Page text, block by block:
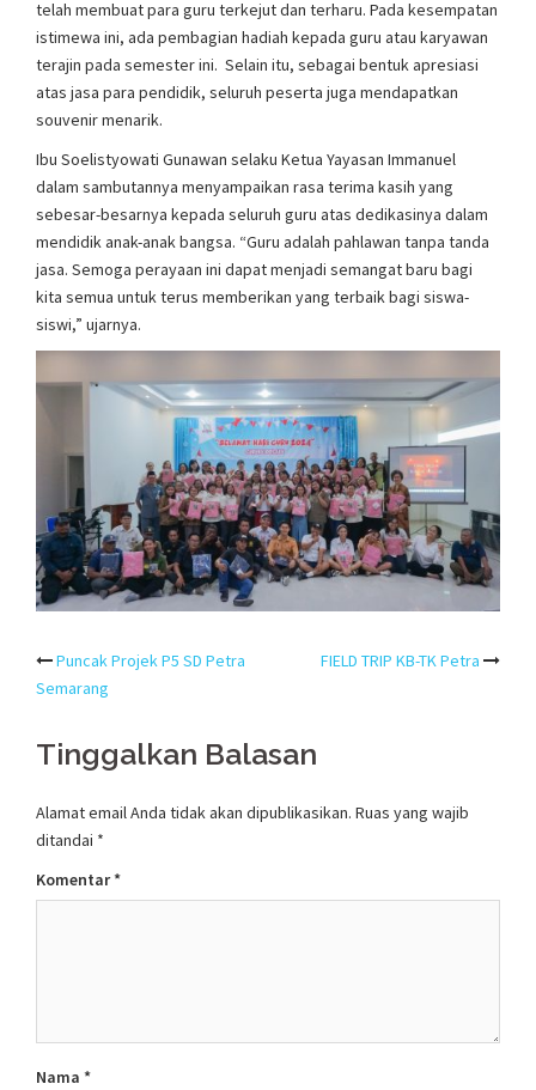
telah membuat para guru terkejut dan terharu. Pada kesempatan
istimewa ini, ada pembagian hadiah kepada guru atau karyawan
terajin pada semester ini. Selain itu, sebagai bentuk apresiasi
atas jasa para pendidik, seluruh peserta juga mendapatkan
souvenir menarik.
Ibu Soelistyowati Gunawan selaku Ketua Yayasan Immanuel
dalam sambutannya menyampaikan rasa terima kasih yang
sebesar-besarnya kepada seluruh guru atas dedikasinya dalam
mendidik anak-anak bangsa. “Guru adalah pahlawan tanpa tanda
jasa. Semoga perayaan ini dapat menjadi semangat baru bagi
kita semua untuk terus memberikan yang terbaik bagi siswa-
siswi,” ujarnya.
Post
navigation
Puncak Projek P5 SD Petra
Semarang
FIELD TRIP KB-TK Petra
Tinggalkan Balasan
Alamat email Anda tidak akan dipublikasikan. Ruas yang wajib
ditandai *
Komentar*
Nama *